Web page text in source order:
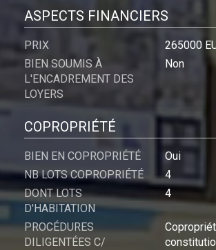
ASPECTS FINANCIERS
PRIX
265000
BIEN SOUMIS À
L'ENCADREMENT DES
LOYERS
Non
COPROPRIÉTÉ
BIEN EN COPROPRIÉTÉ
Oui
NB LOTS COPROPRIÉTÉ
4
DONT LOTS
D'HABITATION
4
PROCÉDURES
DILIGENTÉES C/